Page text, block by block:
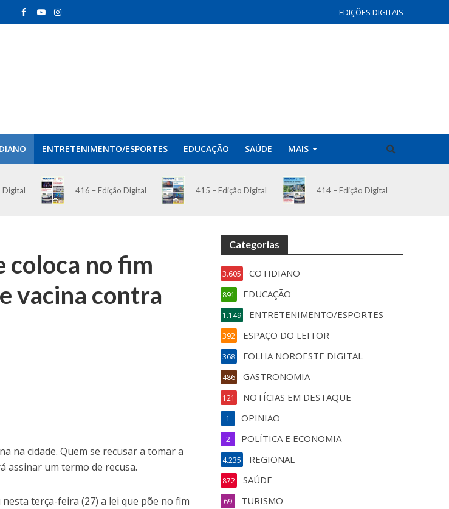
EDIÇÕES DIGITAIS
ENTRETENIMENTO/ESPORTES EDUCAÇÃO SAÚDE MAIS
Digital 416 – Edição Digital 415 – Edição Digital 414 – Edição Digital
coloca no fim
vacina contra
na cidade. Quem se recusar a tomar a
assinar um termo de recusa.
terça-feira (27) a lei que põe no fim
Categorias
COTIDIANO
3.605
EDUCAÇÃO
891
ENTRETENIMENTO/ESPORTES
1.149
ESPAÇO DO LEITOR
392
FOLHA NOROESTE DIGITAL
368
GASTRONOMIA
486
NOTÍCIAS EM DESTAQUE
121
OPINIÃO
1
POLÍTICA E ECONOMIA
2
REGIONAL
4.235
SAÚDE
872
TURISMO
69